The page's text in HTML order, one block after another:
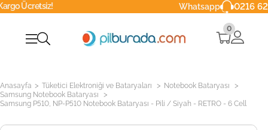
Whatsapp 0216 629 90 40
0
Anasayfa > Tüketici Elektroniği ve Bataryaları > Notebook Bataryası >
Samsung Notebook Bataryası >
Samsung P510, NP-P510 Notebook Bataryası - Pili / Siyah - RETRO - 6 Cell